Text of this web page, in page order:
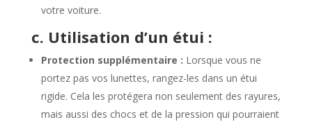
votre voiture.
c. Utilisation d’un étui :
Protection supplémentaire : Lorsque vous ne
portez pas vos lunettes, rangez-les dans un étui
rigide. Cela les protégera non seulement des rayures,
mais aussi des chocs et de la pression qui pourraient